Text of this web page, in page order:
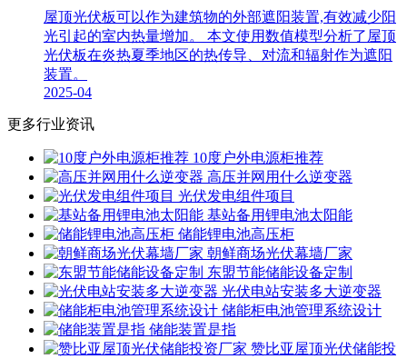
屋顶光伏板可以作为建筑物的外部遮阳装置,有效减少阳
光引起的室内热量增加。 本文使用数值模型分析了屋顶
光伏板在炎热夏季地区的热传导、对流和辐射作为遮阳
装置。
2025-04
更多行业资讯
10度户外电源柜推荐
高压并网用什么逆变器
光伏发电组件项目
基站备用锂电池太阳能
储能锂电池高压柜
朝鲜商场光伏幕墙厂家
东盟节能储能设备定制
光伏电站安装多大逆变器
储能柜电池管理系统设计
储能装置是指
赞比亚屋顶光伏储能投